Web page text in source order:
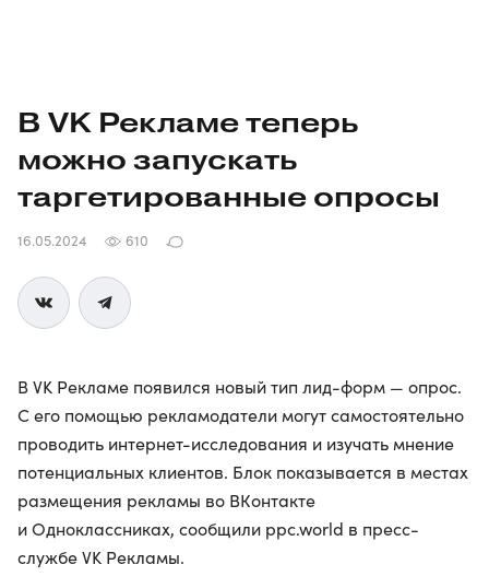
В VK Рекламе теперь
можно запускать
таргетированные опросы
16.05.2024 610
В VK Рекламе появился новый тип лид-форм — опрос.
С его помощью рекламодатели могут самостоятельно
проводить интернет-исследования и изучать мнение
потенциальных клиентов. Блок показывается в местах
размещения рекламы во ВКонтакте
и Одноклассниках, сообщили ppc.world в пресс-
службе VK Рекламы.